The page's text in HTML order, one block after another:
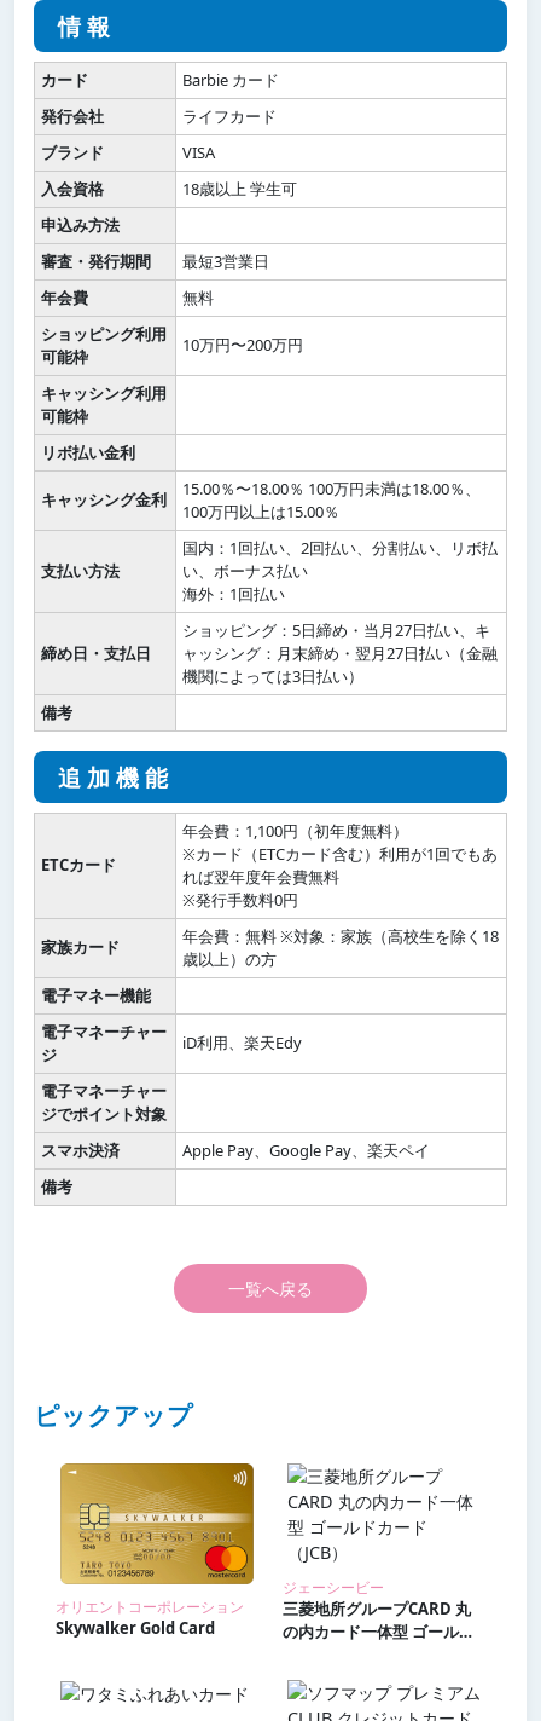
情報
カード
Barbie カード
発行会社
ライフカード
ブランド
VISA
入会資格
18歳以上 学生可
申込み方法
審査・発行期間
最短3営業日
年会費
無料
ショッピング利用
可能枠
10万円〜200万円
キャッシング利用
可能枠
リボ払い金利
キャッシング金利
15.00％〜18.00％ 100万円未満は18.00％、
100万円以上は15.00％
支払い方法
国内：1回払い、2回払い、分割払い、リボ払
い、ボーナス払い
海外：1回払い
締め日・支払日
ショッピング：5日締め・当月27日払い、キ
ャッシング：月末締め・翌月27日払い（金融
機関によっては3日払い）
備考
追加機能
ETCカード
年会費：1,100円（初年度無料）
※カード（ETCカード含む）利用が1回でもあ
れば翌年度年会費無料
※発行手数料0円
家族カード
年会費：無料 ※対象：家族（高校生を除く18
歳以上）の方
電子マネー機能
電子マネーチャー
ジ
iD利用、楽天Edy
電子マネーチャー
ジでポイント対象
スマホ決済
Apple Pay、Google Pay、楽天ペイ
備考
一覧へ戻る
ピックアップ
オリエントコーポレーション
Skywalker Gold Card
ジェーシービー
三菱地所グループCARD 丸
の内カード一体型 ゴールド